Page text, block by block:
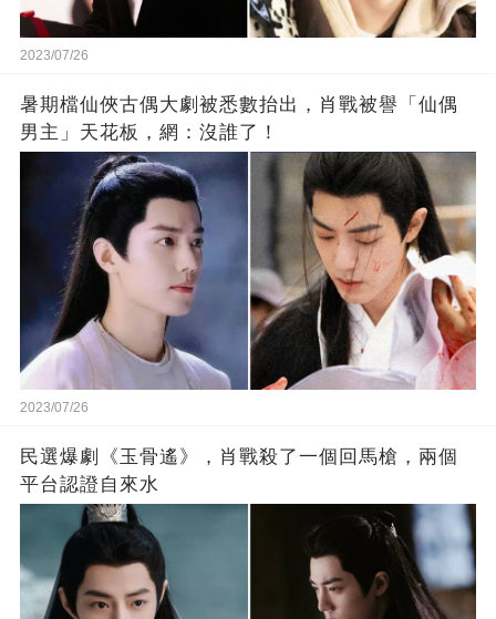
2023/07/26
暑期檔仙俠古偶大劇被悉數抬出，肖戰被譽「仙偶
男主」天花板，網：沒誰了！
2023/07/26
民選爆劇《玉骨遙》，肖戰殺了一個回馬槍，兩個
平台認證自來水